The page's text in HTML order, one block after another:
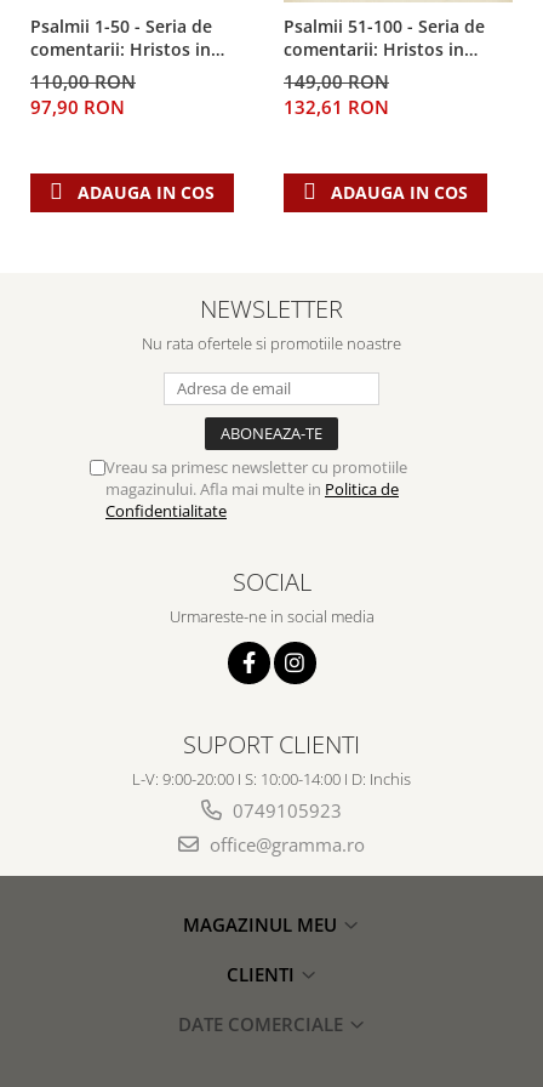
Dezvoltare personala
Leadership
Mediu
Psalmii 1-50 - Seria de
comentarii: Hristos in
centru
110,00 RON
97,90 RON
ADAUGA IN COS
Psalmii 51-100 - Seria de
comentarii: Hristos in
centru
149,00 RON
132,61 RON
ADAUGA IN COS
NEWSLETTER
Nu rata ofertele si promotiile noastre
Vreau sa primesc newsletter cu promotiile
magazinului. Afla mai multe in Politica de
Confidentialitate
SOCIAL
Urmareste-ne in social media
SUPORT CLIENTI
L-V: 9:00-20:00 I S: 10:00-14:00 I D: Inchis
0749105923
office@gramma.ro
MAGAZINUL MEU
CLIENTI
DATE COMERCIALE